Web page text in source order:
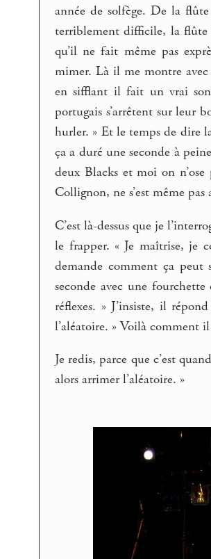
année de solfège. De la
terriblement difficile, la flûte
qu’il ne fait même pas
mimer. Là il me montre
en sifflant il fait un vrai
portugais s’arrêtent sur leur
hurler. » Et le temps de dire
ça a duré une seconde à
deux Blacks et moi on
Collignon, ne s’est même
C’est là-dessus que je
le frapper. « Je maîtrise, je
demande comment ça peut
seconde avec une fourchette
réflexes. » J’insiste, il
l’aléatoire. » Voilà comment
Je redis, parce que c’est
alors arrimer l’aléatoire. »